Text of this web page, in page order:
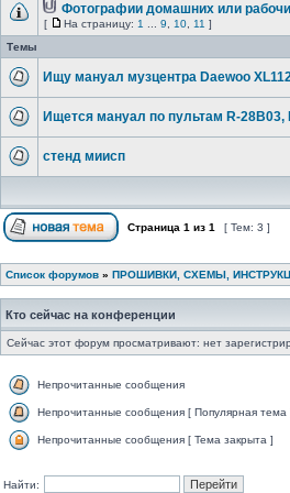
Фотографии домашних или
[ На страницу: 1 9 10 11 ]
Темы
Ищу мануал музцентра Daewoo
Ищется мануал по пультам R-28B03,
стенд миисп
Страница 1 из 1 [ Тем: 3 ]
Список форумов » ПРОШИВКИ, СХЕМЫ,
Кто сейчас на конференции
Сейчас этот форум просматривают: нет
Непрочитанные сообщения
Непрочитанные сообщения [ Популярная тема
Непрочитанные сообщения [ Тема закрыта ]
Найти: